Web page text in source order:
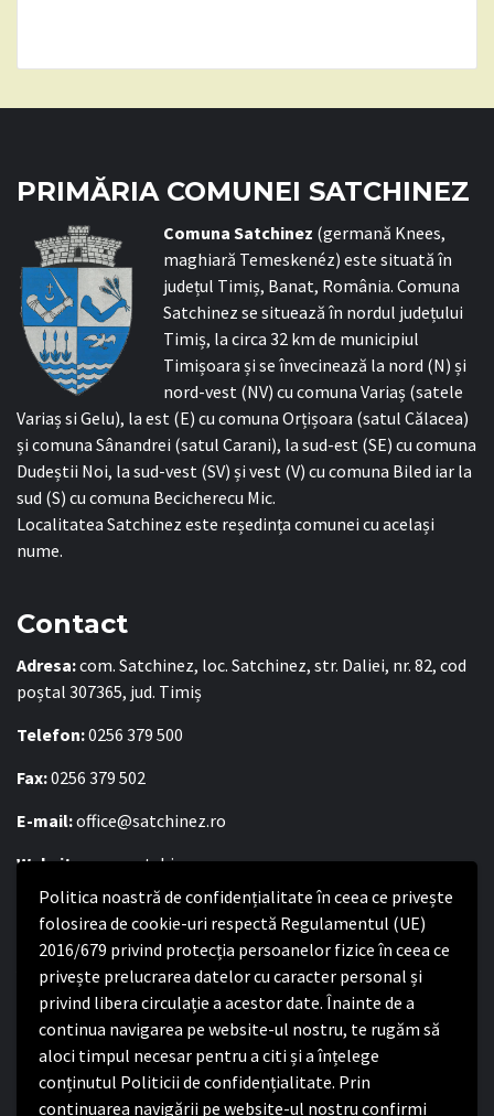
Politica noastră de confidențialitate în ceea ce privește
folosirea de cookie-uri respectă Regulamentul (UE)
2016/679 privind protecția persoanelor fizice în ceea ce
privește prelucrarea datelor cu caracter personal și
privind libera circulație a acestor date. Înainte de a
continua navigarea pe website-ul nostru, te rugăm să
aloci timpul necesar pentru a citi și a înțelege
conținutul Politicii de confidențialitate. Prin
continuarea navigării pe website-ul nostru confirmi
PRIMĂRIA COMUNEI SATCHINEZ
Comuna Satchinez (germană Knees,
maghiară Temeskenéz) este situată în
județul Timiș, Banat, România. Comuna
Satchinez se situează în nordul județului
Timiș, la circa 32 km de municipiul
Timișoara și se învecinează la nord (N) și
nord-vest (NV) cu comuna Variaș (satele
Variaș si Gelu), la est (E) cu comuna Orțișoara (satul Călacea)
și comuna Sânandrei (satul Carani), la sud-est (SE) cu comuna
Dudeștii Noi, la sud-vest (SV) și vest (V) cu comuna Biled iar la
sud (S) cu comuna Becicherecu Mic.
Localitatea Satchinez este reședința comunei cu același
nume.
Contact
Adresa:com. Satchinez, loc. Satchinez, str. Daliei, nr. 82, cod
poștal 307365, jud. Timiș
Telefon:0256 379 500
Fax:0256 379 502
E-mail:office@satchinez.ro
Website:www.satchinez.ro
Program cu publicul:
Luni – Joi:8:00-16:30
Vineri:8:00 – 14:00
Politica de confidențialitate
Politica de confidențialitate